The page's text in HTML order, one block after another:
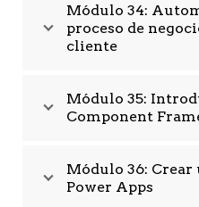
Módulo 34:
proceso de
cliente
Módulo 35:
Component
Módulo 36: Crear
Power Apps